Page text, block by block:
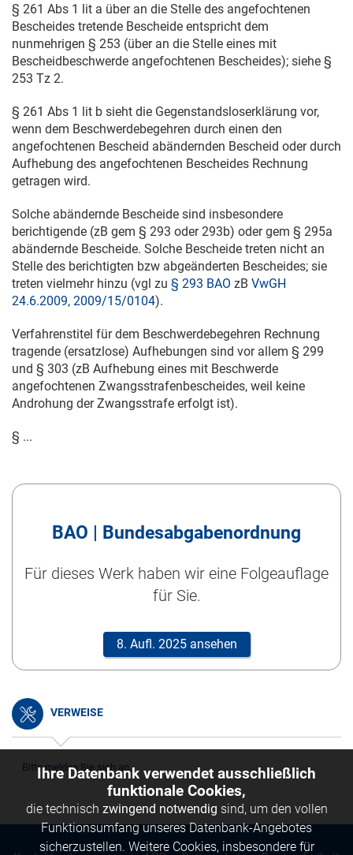
§ 261 Abs 1 lit a über an die Stelle des angefochtenen
Bescheides tretende Bescheide entspricht dem
nunmehrigen § 253 (über an die Stelle eines mit
Bescheidbeschwerde angefochtenen Bescheides); siehe §
253 Tz 2.
§ 261 Abs 1 lit b sieht die Gegenstandsloserklärung vor,
wenn dem Beschwerdebegehren durch einen den
angefochtenen Bescheid abändernden Bescheid oder durch
Aufhebung des angefochtenen Bescheides Rechnung
getragen wird.
Solche abändernde Bescheide sind insbesondere
berichtigende (zB gem § 293 oder 293b) oder gem § 295a
abändernde Bescheide. Solche Bescheide treten nicht an
Stelle des berichtigten bzw abgeänderten Bescheides; sie
treten vielmehr hinzu (vgl zu § 293 BAO zB VwGH
24.6.2009, 2009/15/0104).
Verfahrenstitel für dem Beschwerdebegehren Rechnung
tragende (ersatzlose) Aufhebungen sind vor allem § 299
und § 303 (zB Aufhebung eines mit Beschwerde
angefochtenen Zwangsstrafenbescheides, weil keine
Androhung der Zwangsstrafe erfolgt ist).
§ ...
BAO | Bundesabgabenordnung
Für dieses Werk haben wir eine Folgeauflage
für Sie.
8. Aufl. 2025 ansehen
VERWEISE
Bitte melden Sie sich an.
Ihre Datenbank verwendet ausschließlich
funktionale Cookies,
die technisch zwingend notwendig sind, um den vollen
Funktionsumfang unseres Datenbank-Angebotes
sicherzustellen. Weitere Cookies, insbesondere für